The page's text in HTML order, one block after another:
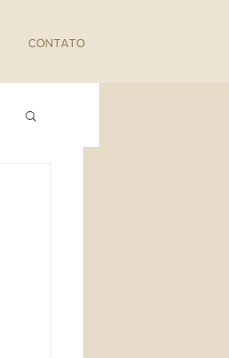
CONTATO